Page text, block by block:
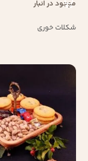
موجود در انبار
شکلات خوری